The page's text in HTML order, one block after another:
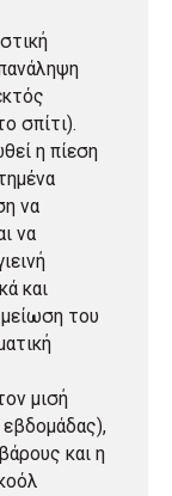
σπίτι).
η πίεση
να
να
και
μείωση του
μισή
και η